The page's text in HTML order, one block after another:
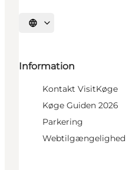
Vælg sprog
Information
Kontakt VisitKøge
Køge Guiden 2026
Parkering
Webtilgængelighed